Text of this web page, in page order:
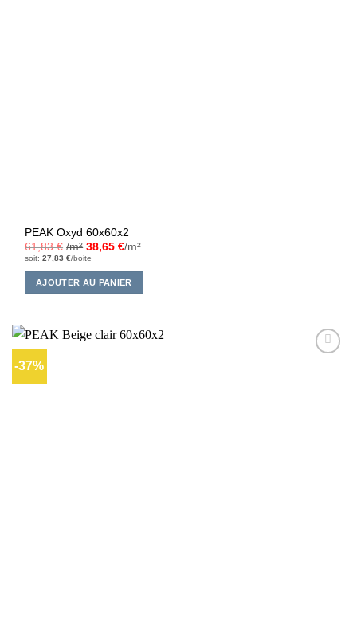
PEAK Oxyd 60x60x2
61,83€ /m² 38,65€/m²
soit:27,83€/boite
AJOUTER AU PANIER
-37%